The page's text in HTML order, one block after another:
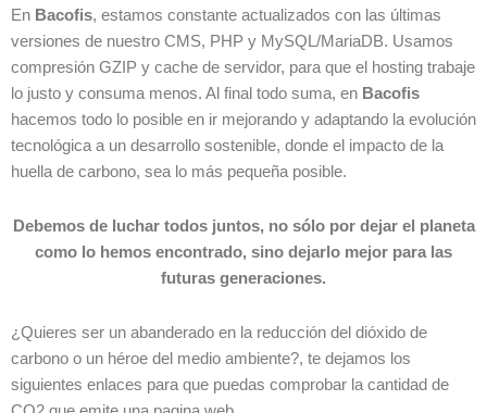
En Bacofis, estamos constante actualizados con las últimas
versiones de nuestro CMS, PHP y MySQL/MariaDB. Usamos
compresión GZIP y cache de servidor, para que el hosting trabaje
lo justo y consuma menos. Al final todo suma, en Bacofis
hacemos todo lo posible en ir mejorando y adaptando la evolución
tecnológica a un desarrollo sostenible, donde el impacto de la
huella de carbono, sea lo más pequeña posible.
Debemos de luchar todos juntos, no sólo por dejar el planeta
como lo hemos encontrado, sino dejarlo mejor para las
futuras generaciones.
¿Quieres ser un abanderado en la reducción del dióxido de
carbono o un héroe del medio ambiente?, te dejamos los
siguientes enlaces para que puedas comprobar la cantidad de